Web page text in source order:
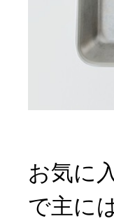
お気に
で主に